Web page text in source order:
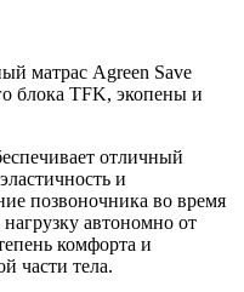
матрас Agreen Save
блока TFK, экопены и
отличный
и
позвоночника во время
автономно от
комфорта и
части тела.